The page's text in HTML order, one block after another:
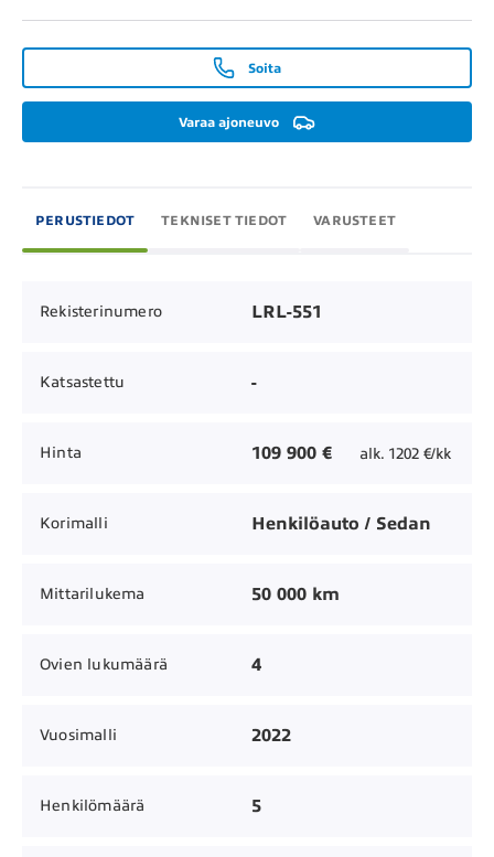
Soita
Varaa ajoneuvo
PERUSTIEDOT TEKNISET TIEDOT VARUSTEET
Rekisterinumero LRL-551
Katsastettu -
Hinta 109 900 € alk. 1202 €/kk
Korimalli Henkilöauto / Sedan
Mittarilukema 50 000 km
Ovien lukumäärä 4
Vuosimalli 2022
Henkilömäärä 5